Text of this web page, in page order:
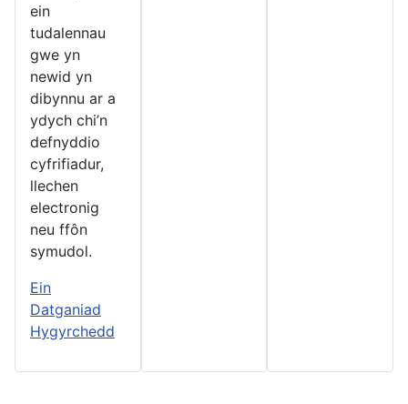
ein
tudalennau
gwe yn
newid yn
dibynnu ar a
ydych chi’n
defnyddio
cyfrifiadur,
llechen
electronig
neu ffôn
symudol.
Ein
Datganiad
Hygyrchedd